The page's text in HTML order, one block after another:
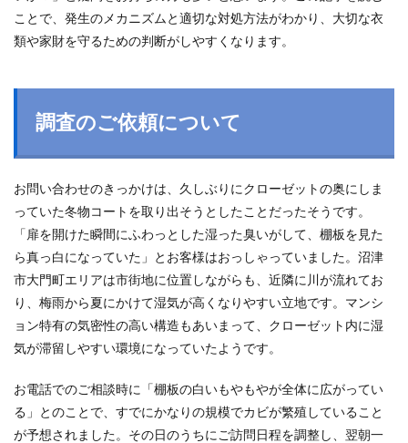
ことで、発生のメカニズムと適切な対処方法がわかり、大切な衣
類や家財を守るための判断がしやすくなります。
調査のご依頼について
お問い合わせのきっかけは、久しぶりにクローゼットの奥にしま
っていた冬物コートを取り出そうとしたことだったそうです。
「扉を開けた瞬間にふわっとした湿った臭いがして、棚板を見た
ら真っ白になっていた」とお客様はおっしゃっていました。沼津
市大門町エリアは市街地に位置しながらも、近隣に川が流れてお
り、梅雨から夏にかけて湿気が高くなりやすい立地です。マンシ
ョン特有の気密性の高い構造もあいまって、クローゼット内に湿
気が滞留しやすい環境になっていたようです。
お電話でのご相談時に「棚板の白いもやもやが全体に広がってい
る」とのことで、すでにかなりの規模でカビが繁殖していること
が予想されました。その日のうちにご訪問日程を調整し、翌朝一